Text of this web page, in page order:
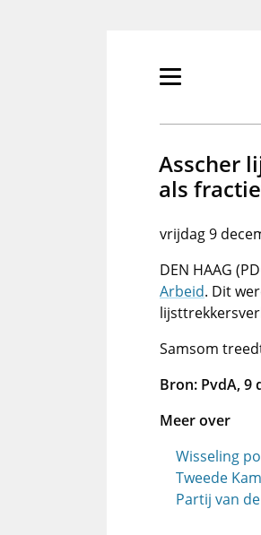
Primair
tonen/
Asscher
als
vrijdag 9
DEN HAAG
Arbeid. Dit
Samsom
Bron: PvdA, 9
Meer over
Wisseling
Tweede
Partij van